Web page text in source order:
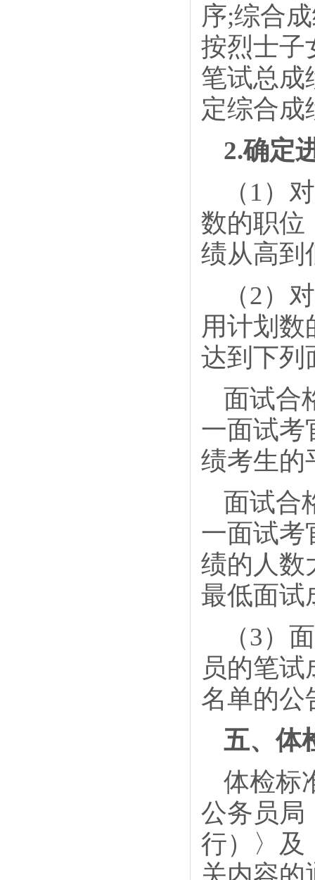
序;综合
按烈士子
笔试总成
定综合成
2.确定
（1）
数的职位
绩从高到
（2）
用计划
达到下列
面试合
一面试考
绩考生的
面试合
一面试考
绩的人数
最低面试
（3）
员的笔
名单的公
五、体
体检标
公务员局
行）〉及